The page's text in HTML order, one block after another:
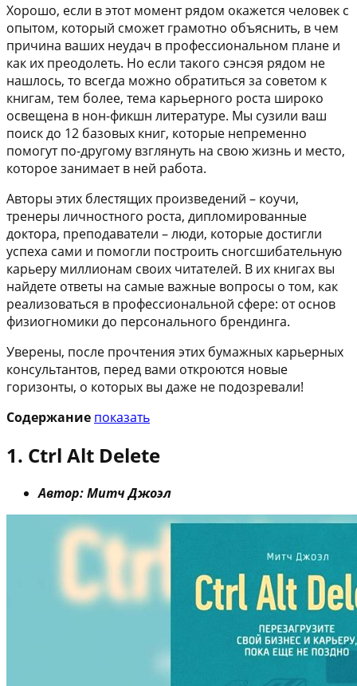
Хорошо, если в этот момент рядом окажется человек с
опытом, который сможет грамотно объяснить, в чем
причина ваших неудач в профессиональном плане и
как их преодолеть. Но если такого сэнсэя рядом не
нашлось, то всегда можно обратиться за советом к
книгам, тем более, тема карьерного роста широко
освещена в нон-фикшн литературе. Мы сузили ваш
поиск до 12 базовых книг, которые непременно
помогут по-другому взглянуть на свою жизнь и место,
которое занимает в ней работа.
Авторы этих блестящих произведений – коучи,
тренеры личностного роста, дипломированные
доктора, преподаватели – люди, которые достигли
успеха сами и помогли построить сногсшибательную
карьеру миллионам своих читателей. В их книгах вы
найдете ответы на самые важные вопросы о том, как
реализоваться в профессиональной сфере: от основ
физиогномики до персонального брендинга.
Уверены, после прочтения этих бумажных карьерных
консультантов, перед вами откроются новые
горизонты, о которых вы даже не подозревали!
Содержание показать
1. Ctrl Alt Delete
Автор: Митч Джоэл